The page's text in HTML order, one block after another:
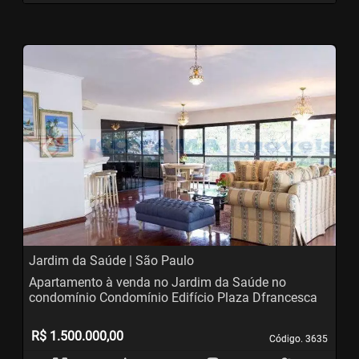
‹
Previous
›
Jardim da Saúde | São Paulo
Código. 3635
Código. 3635
Apartamento à venda no Jardim da Saúde no
condomínio Condomínio Edifício Plaza Dfrancesca
R$ 1.500.000,00